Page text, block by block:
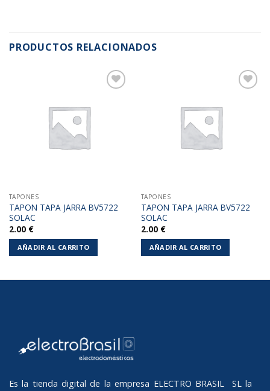
PRODUCTOS RELACIONADOS
TAPONES
TAPON TAPA JARRA BV5722
SOLAC
2.00 €
AÑADIR AL CARRITO
TAPONES
TAPON TAPA JARRA BV5722
SOLAC
2.00 €
AÑADIR AL CARRITO
Es la tienda digital de la empresa ELECTRO BRASIL SL la